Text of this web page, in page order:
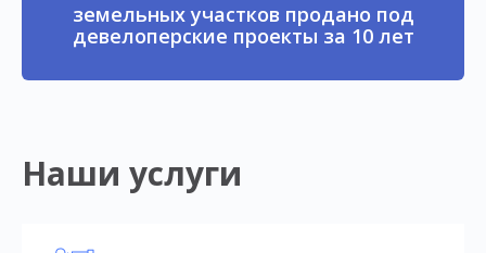
земельных участков продано под
девелоперские проекты за 10 лет
Наши услуги